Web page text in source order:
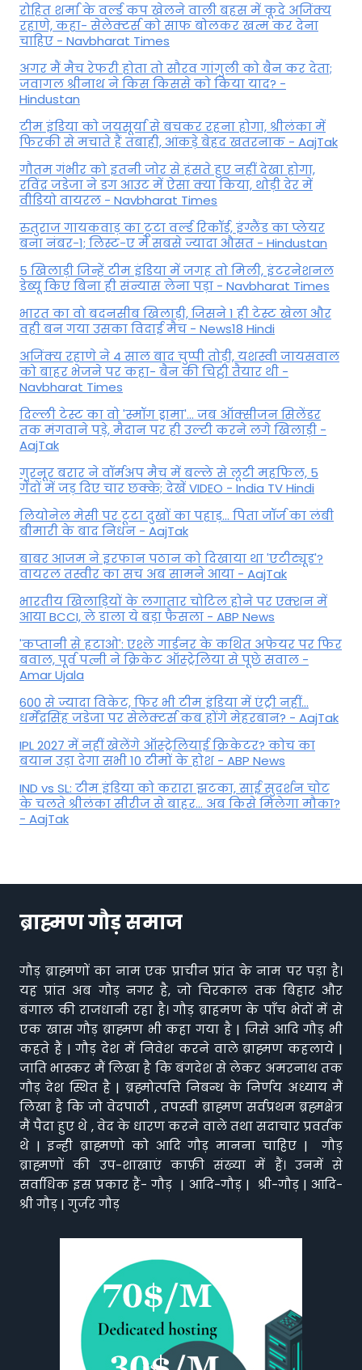
रोहित शर्मा के वर्ल्ड कप खेलने वाली बहस में कूदे अजिंक्य
रहाणे, कहा- सेलेक्टर्स को साफ बोलकर खत्म कर देना
चाहिए - Navbharat Times
अगर मैं मैच रेफरी होता तो सौरव गांगुली को बैन कर देता;
जवागल श्रीनाथ ने किस किससे को किया याद? -
Hindustan
टीम इंडिया को जयसूर्या से बचकर रहना होगा, श्रीलंका में
फिरकी से मचाते हैं तबाही, आंकड़े बेहद खतरनाक - AajTak
गौतम गंभीर को इतनी जोर से हंसते हुए नहीं देखा होगा,
रविंद्र जडेजा ने डग आउट में ऐसा क्या किया, थोड़ी देर में
वीडियो वायरल - Navbharat Times
रुतुराज गायकवाड़ का टूटा वर्ल्ड रिकॉर्ड, इंग्लैंड का प्लेयर
बना नंबर-1; लिस्ट-ए में सबसे ज्यादा औसत - Hindustan
5 खिलाड़ी जिन्हें टीम इंडिया में जगह तो मिली, इंटरनेशनल
डेब्यू किए बिना ही संन्यास लेना पड़ा - Navbharat Times
भारत का वो बदनसीब खिलाड़ी, जिसने 1 ही टेस्ट खेला और
वही बन गया उसका विदाई मैच - News18 Hindi
अजिंक्य रहाणे ने 4 साल बाद चुप्पी तोड़ी, यशस्वी जायसवाल
को बाहर भेजने पर कहा- बैन की चिट्ठी तैयार थी -
Navbharat Times
दिल्ली टेस्ट का वो 'स्मॉग ड्रामा'... जब ऑक्सीजन सिलेंडर
तक मंगवाने पड़े, मैदान पर ही उल्टी करने लगे खिलाड़ी -
AajTak
गुरनूर बरार ने वॉर्मअप मैच में बल्ले से लूटी महफिल, 5
गेंदों में जड़ दिए चार छक्के; देखें VIDEO - India TV Hindi
लियोनेल मेसी पर टूटा दुखों का पहाड़... पिता जॉर्ज का लंबी
बीमारी के बाद निधन - AajTak
बाबर आजम ने इरफान पठान को दिखाया था 'एटीट्यूड'?
वायरल तस्वीर का सच अब सामने आया - AajTak
भारतीय खिलाड़ियों के लगातार चोटिल होने पर एक्शन में
आया BCCI, ले डाला ये बड़ा फैसला - ABP News
'कप्तानी से हटाओ': एश्ले गार्डनर के कथित अफेयर पर फिर
बवाल, पूर्व पत्नी ने क्रिकेट ऑस्ट्रेलिया से पूछे सवाल -
Amar Ujala
600 से ज्यादा विकेट, फिर भी टीम इंडिया में एंट्री नहीं...
धर्मेंद्रसिंह जडेजा पर सेलेक्टर्स कब होंगे मेहरबान? - AajTak
IPL 2027 में नहीं खेलेंगे ऑस्ट्रेलियाई क्रिकेटर? कोच का
बयान उड़ा देगा सभी 10 टीमों के होश - ABP News
IND vs SL: टीम इंड‍िया को करारा झटका, साई सुदर्शन चोट
के चलते श्रीलंका सीरीज से बाहर... अब किसे म‍िलेगा मौका?
- AajTak
ब्राह्मण गौड़ समाज
गौड़ ब्राह्मणों का नाम एक प्राचीन प्रांत के नाम पर पड़ा है।
यह प्रांत अब गौड़ नगर है, जो चिरकाल तक बिहार और
बंगाल की राजधानी रहा है। गौड़ ब्राहमण के पाँच भेदों में से
एक खास गौड़ ब्राह्मण भी कहा गया है | जिसे आदि गौड़ भी
कहते हैं | गौड़ देश में निवेश करने वाले ब्राह्मण कहलाये |
जाति भास्कर मैं लिखा है कि बंगदेश से लेकर अमरनाथ तक
गौड़ देश स्थित है | ब्रह्मोत्पत्ति निबन्ध के निर्णय अध्याय मैं
लिखा है कि जो वेदपाठी , तपस्वी ब्राह्मण सर्वप्रथम ब्रह्मक्षेत्र
मैं पैदा हुए थे , वेद के धारण करने वाले तथा सदाचार प्रवर्तक
थे | इन्ही ब्राह्मणो को आदि गौड़ मानना चाहिए | गौड़
ब्राह्मणों की उप-शाखाएं काफ़ी संख्या में हैं। उनमें से
सर्वाधिक इस प्रकार हैं- गौड़ | आदि-गौड़ | श्री-गौड़ | आदि-
श्री गौड़ | गुर्जर गौड़